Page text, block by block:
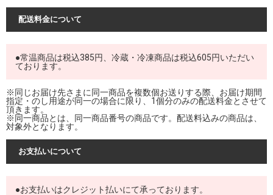
配送料金について
●常温商品は税込385円、冷蔵・冷凍商品は税込605円いただい
ております。
※同じお届け先さまに同一商品を複数個お送りする際、お届け期間
指定・のし用途が同一の場合に限り、1個分のみの配送料金とさせて
頂きます。
※同一商品とは、同一商品番号の商品です。配送料込みの商品は、
対象外となります。
お支払いについて
●お支払いはクレジット払いにて承っております。